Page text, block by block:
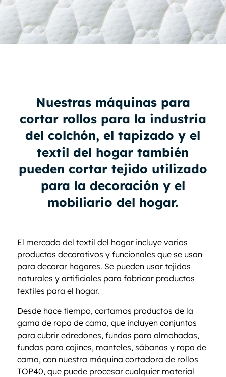
Nuestras máquinas para
cortar rollos para la industria
del colchón, el tapizado y el
textil del hogar también
pueden cortar tejido utilizado
para la decoración y el
mobiliario del hogar.
El mercado del textil del hogar incluye varios
productos decorativos y funcionales que se usan
para decorar hogares. Se pueden usar tejidos
naturales y artificiales para fabricar productos
textiles para el hogar.
Desde hace tiempo, cortamos productos de la
gama de ropa de cama, que incluyen conjuntos
para cubrir edredones, fundas para almohadas,
fundas para cojines, manteles, sábanas y ropa de
cama, con nuestra máquina cortadora de rollos
TOP40, que puede procesar cualquier material